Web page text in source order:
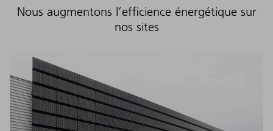
Nous augmentons l’efficience énergétique sur
nos sites